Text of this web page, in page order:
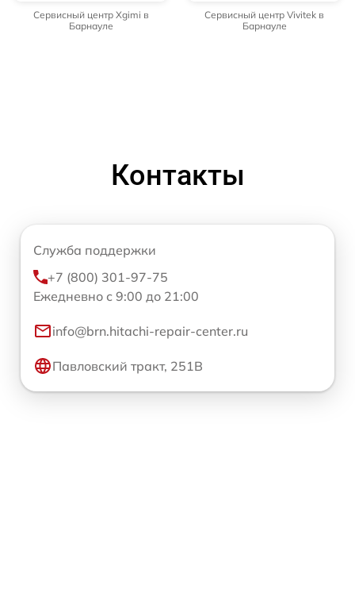
Сервисный центр Xgimi в
Барнауле
Сервисный центр Vivitek в
Барнауле
Контакты
Служба поддержки
+7 (800) 301-97-75
Ежедневно с 9:00 до 21:00
info@brn.hitachi-repair-center.ru
Павловский тракт, 251В